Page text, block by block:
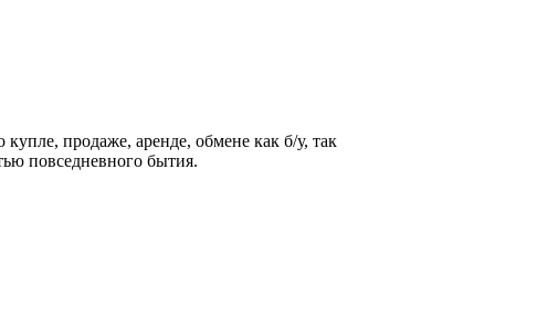
продаже, аренде, обмене как б/у, так
повседневного бытия.